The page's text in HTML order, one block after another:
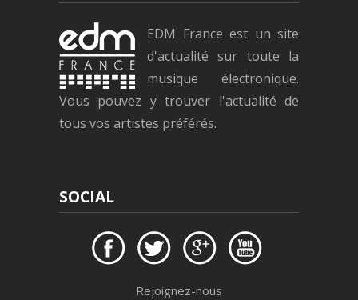
EDM France est un site
d'actualité sur toute la
musique électronique.
Vous pouvez y trouver l'actualité de
tous vos artistes préférés.
SOCIAL
Rejoignez-nous